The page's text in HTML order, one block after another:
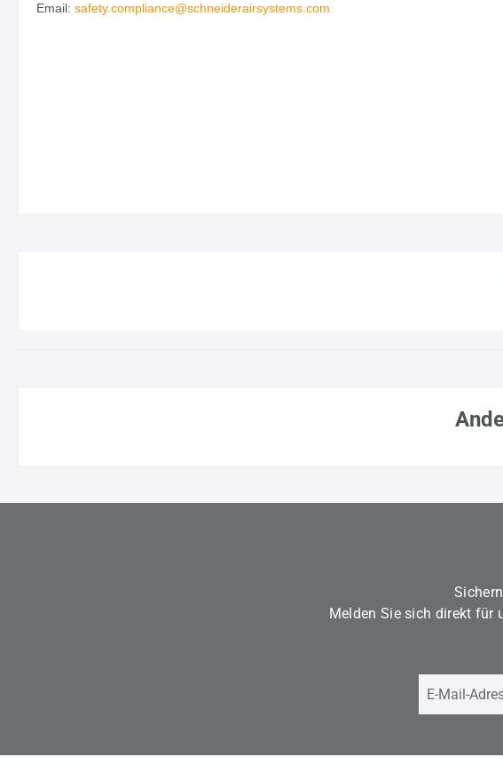
Email: safety.compliance@schneiderairsystems.com
Melden Sie sich direkt für